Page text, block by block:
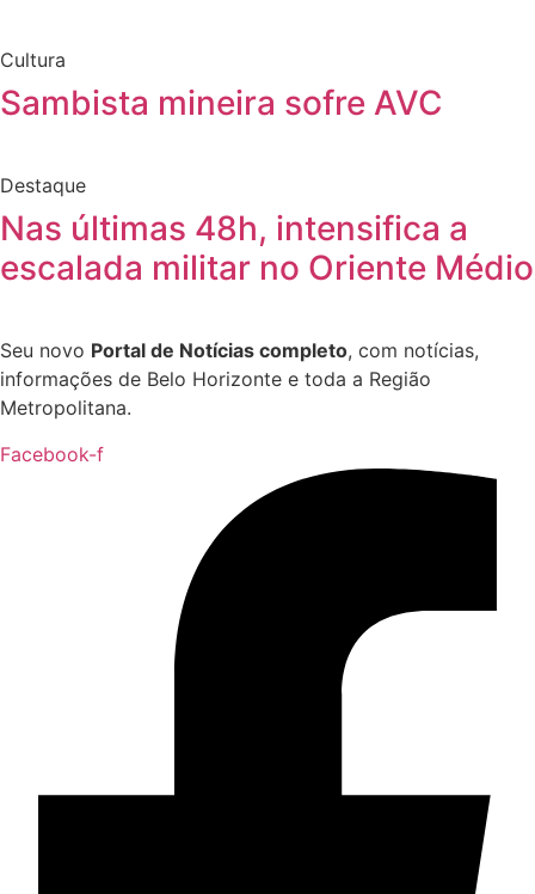
Cultura
Sambista mineira sofre AVC
Destaque
Nas últimas 48h, intensifica a
escalada militar no Oriente Médio
Seu novo Portal de Notícias completo, com notícias,
informações de Belo Horizonte e toda a Região
Metropolitana.
Facebook-f